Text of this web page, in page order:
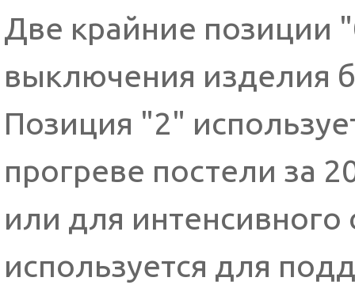
Две крайние позиции
выключения изделия
Позиция "2"
прогреве постели за
или для
используется для